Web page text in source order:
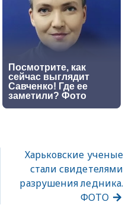
Харьковские ученые
стали свидетелями
разрушения ледника.
ФОТО